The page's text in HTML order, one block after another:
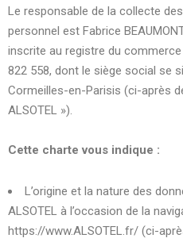
Le responsable de la collecte
personnel est Fabrice
inscrite au registre du
822 558, dont le siège social se
Cormeilles-en-Parisis (ci-après
ALSOTEL »).
Cette charte vous indique :
L’origine et la nature des
ALSOTEL à l’occasion de la
https://www.ALSOTEL.fr/ (ci-